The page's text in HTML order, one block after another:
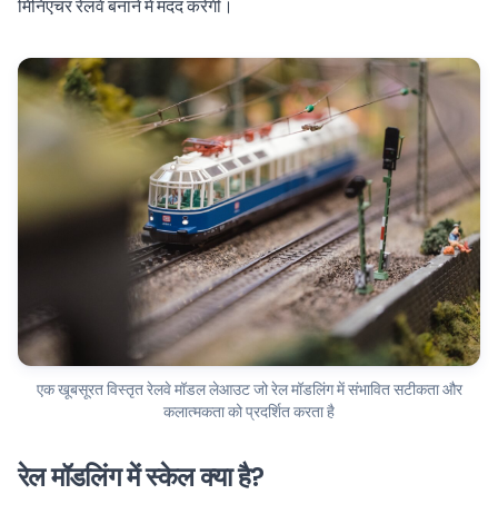
मिनिएचर रेलवे बनाने में मदद करेगी।
एक खूबसूरत विस्तृत रेलवे मॉडल लेआउट जो रेल मॉडलिंग में संभावित सटीकता और
कलात्मकता को प्रदर्शित करता है
रेल मॉडलिंग में स्केल क्या है?